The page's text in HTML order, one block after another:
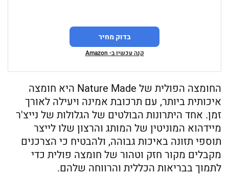
בדוק מחיר
קנה עכשיו ב- Amazon
החומצה הפולית של Nature Made היא חומצה
איכותית ביותר, עם תרכובת אמינה ויעילה לאורך
זמן. אחד היתרונות הבולטים של הגלולות של נייצ'ר
מיידהוא המוניטין של המותג והרצון שלו לייצר
תוספי תזונה באיכות גבוהה, ולהבטיח כי הצרכנים
מקבלים מקור חזק וטהור של חומצה פולית כדי
לתמוך בבריאות הכללית והרווחה שלהם.